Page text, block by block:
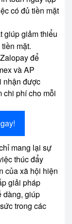
có đủ tiền mặt
giúp giảm thiểu
mặt.
để
và AP
nhận được
chi phí cho mỗi
mang lại sự
thúc đẩy
của xã hội hiện
giải pháp
dàng, giúp
trong các